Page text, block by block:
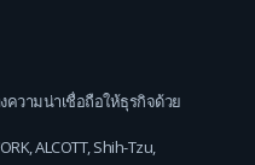
วามน่าเชื่อถือให้ธุรกิจด้วย
ALCOTT, Shih-Tzu